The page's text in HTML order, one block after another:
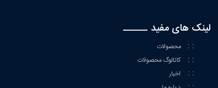
لینک های مفید
: : محصولات
: :کاتالوگ محصولات
: : اخبار